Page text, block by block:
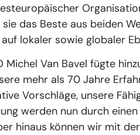
das Beste aus beiden
lokaler sowie globaler
Michel Van Bavel fügte
mehr als 70 Jahre
Vorschläge, unsere
werden nun durch
hinaus können wir mit